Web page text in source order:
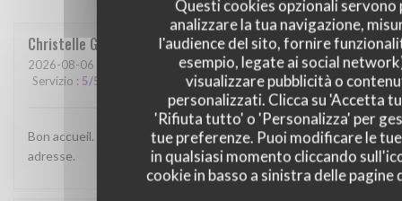
Questi cookies opzionali servono
analizzare la tua navigazione,
l'audience del sito, fornire
esempio, legate ai social
visualizzare pubblicità o
personalizzati. Clicca su 'Accetta
'Rifiuta tutto' o 'Personalizza' per
tue preferenze. Puoi modificare le
in qualsiasi momento cliccando
cookie in basso a sinistra delle pagine
ChristelleG
2026-08-06 - 12:00 - Ospiti 3
Servizio : 5/5 /5 Cucina: 4/5 Qualità / Prezzo :4/5
Bon accueil. Service rapide. Bonne cuisine. Bref une bonne
adresse.